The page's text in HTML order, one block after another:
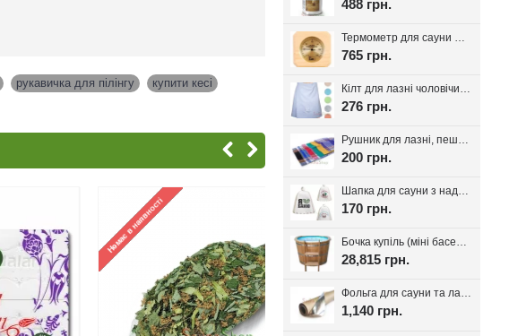
488 грн.
Термометр для сауни Sawo 220-TP
765 грн.
Кілт для лазні чоловічий, вафельне полотно
276 грн.
Рушник для лазні, пештемаль Класика, 1шт
200 грн.
Шапка для сауни з надписом, білий фетр 100%, вибір надпису
170 грн.
Бочка купіль (міні басейн) з дуба + PP вставка
28,815 грн.
Фольга для сауни та лазні на паперовій основі, 30 м.кв. Україна
1,140 грн.
рукавичка для пілінгу купити кесі